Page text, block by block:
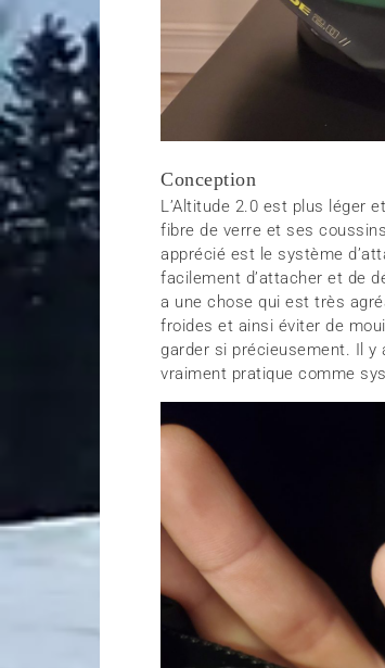
Conception
L’Altitude 2.0 est plus léger
fibre de verre et ses
apprécié est le système
facilement d’attacher et de
a une chose qui est très
froides et ainsi éviter de
garder si précieusement. Il y
vraiment pratique comme